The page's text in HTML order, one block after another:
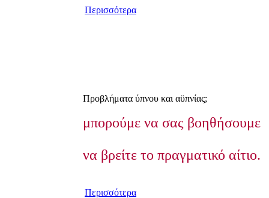
Περισσότερα
Προβλήματα ύπνου και αϋπνίας;
μπορούμε να σας βοηθήσουμε
να βρείτε το πραγματικό αίτιο.
Περισσότερα